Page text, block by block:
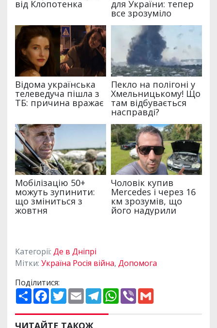
Категорії: Де в Дніпрі
Мітки: Україна Росія війна, Допомога
Поділитися:
П
о
и
р
F
a
e
b
T
w
t
t
E
m
i
l
T
e
e
W
h
V